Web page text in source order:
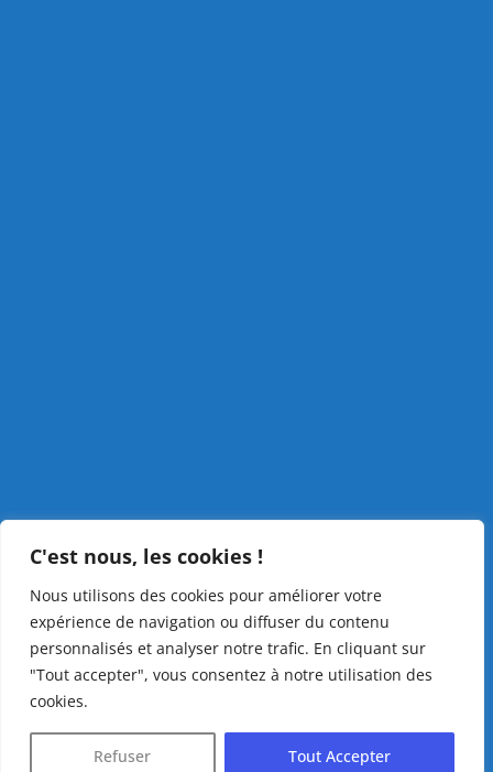
C'est nous, les cookies !
Nous utilisons des cookies pour améliorer votre
expérience de navigation ou diffuser du contenu
personnalisés et analyser notre trafic. En cliquant sur
"Tout accepter", vous consentez à notre utilisation des
cookies.
Refuser Tout Accepter